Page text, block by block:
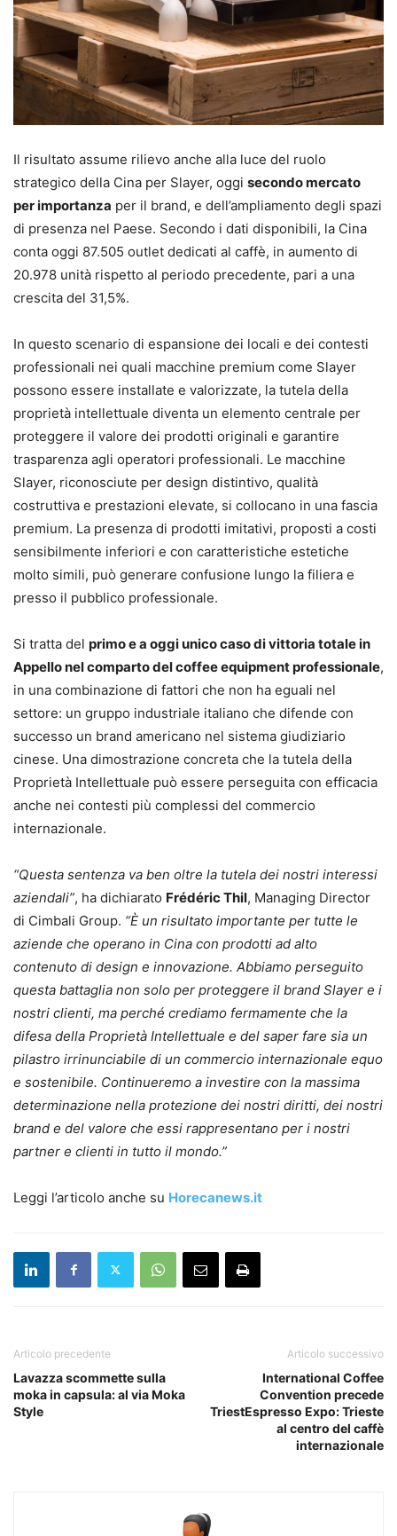
Il risultato assume rilievo anche alla luce del ruolo
strategico della Cina per Slayer, oggi secondo mercato
per importanza per il brand, e dell’ampliamento degli spazi
di presenza nel Paese. Secondo i dati disponibili, la Cina
conta oggi 87.505 outlet dedicati al caffè, in aumento di
20.978 unità rispetto al periodo precedente, pari a una
crescita del 31,5%.
In questo scenario di espansione dei locali e dei contesti
professionali nei quali macchine premium come Slayer
possono essere installate e valorizzate, la tutela della
proprietà intellettuale diventa un elemento centrale per
proteggere il valore dei prodotti originali e garantire
trasparenza agli operatori professionali. Le macchine
Slayer, riconosciute per design distintivo, qualità
costruttiva e prestazioni elevate, si collocano in una fascia
premium. La presenza di prodotti imitativi, proposti a costi
sensibilmente inferiori e con caratteristiche estetiche
molto simili, può generare confusione lungo la filiera e
presso il pubblico professionale.
Si tratta del primo e a oggi unico caso di vittoria totale in
Appello nel comparto del coffee equipment professionale,
in una combinazione di fattori che non ha eguali nel
settore: un gruppo industriale italiano che difende con
successo un brand americano nel sistema giudiziario
cinese. Una dimostrazione concreta che la tutela della
Proprietà Intellettuale può essere perseguita con efficacia
anche nei contesti più complessi del commercio
internazionale.
“Questa sentenza va ben oltre la tutela dei nostri interessi
aziendali”, ha dichiarato Frédéric Thil, Managing Director
di Cimbali Group. “È un risultato importante per tutte le
aziende che operano in Cina con prodotti ad alto
contenuto di design e innovazione. Abbiamo perseguito
questa battaglia non solo per proteggere il brand Slayer e i
nostri clienti, ma perché crediamo fermamente che la
difesa della Proprietà Intellettuale e del saper fare sia un
pilastro irrinunciabile di un commercio internazionale equo
e sostenibile. Continueremo a investire con la massima
determinazione nella protezione dei nostri diritti, dei nostri
brand e del valore che essi rappresentano per i nostri
partner e clienti in tutto il mondo.”
Leggi l’articolo anche su Horecanews.it
Articolo precedente
Lavazza scommette sulla
moka in capsula: al via Moka
Style
Articolo successivo
International Coffee
Convention precede
TriestEspresso Expo: Trieste
al centro del caffè
internazionale